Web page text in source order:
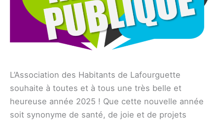
L’Association des Habitants de Lafourguette
souhaite à toutes et à tous une très belle et
heureuse année 2025 ! Que cette nouvelle année
soit synonyme de santé, de joie et de projets